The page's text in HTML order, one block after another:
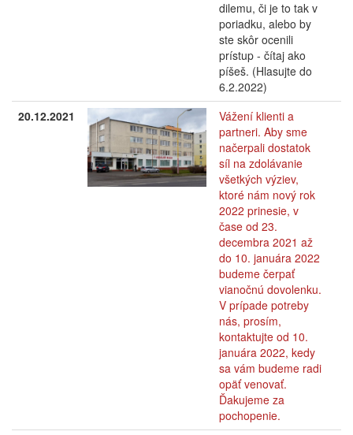
dilemu, či je to tak v
poriadku, alebo by
ste skôr ocenili
prístup - čítaj ako
píšeš. (Hlasujte do
6.2.2022)
20.12.2021
Vážení klienti a
partneri. Aby sme
načerpali dostatok
síl na zdolávanie
všetkých výziev,
ktoré nám nový rok
2022 prinesie, v
čase od 23.
decembra 2021 až
do 10. januára 2022
budeme čerpať
vianočnú dovolenku.
V prípade potreby
nás, prosím,
kontaktujte od 10.
januára 2022, kedy
sa vám budeme radi
opäť venovať.
Ďakujeme za
pochopenie.